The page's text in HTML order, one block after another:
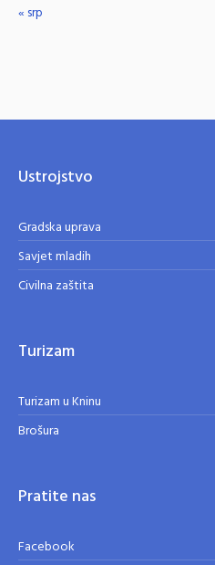
« srp
Ustrojstvo
Gradska uprava
Savjet mladih
Civilna zaštita
Turizam
Turizam u Kninu
Brošura
Pratite nas
Facebook